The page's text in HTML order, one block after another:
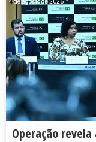
4 de agosto de 2026
Operação